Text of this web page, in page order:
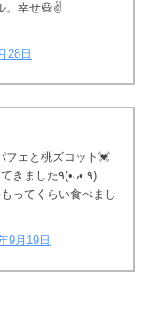
。幸せ😃✌
28日
フェと桃ズコット💓
)と行ってきました٩(•ᴗ• ٩)
ってくらい食べまし
9月19日